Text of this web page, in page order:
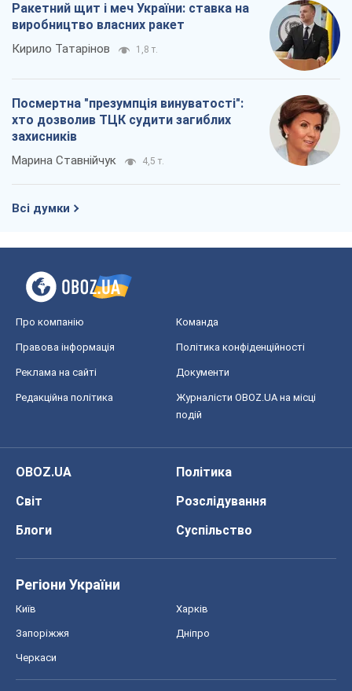
Ракетний щит і меч України: ставка на
виробництво власних ракет
Кирило Татарінов 1,8 т.
Посмертна "презумпція винуватості":
хто дозволив ТЦК судити загиблих
захисників
Марина Ставнійчук 4,5 т.
Всі думки
Про компанію Команда
Правова інформація Політика конфіденційності
Реклама на сайті Документи
Редакційна політика
Журналісти OBOZ.UA на місці
подій
OBOZ.UA
Політика
Світ
Розслідування
Блоги
Суспільство
Регіони України
Київ Харків
Запоріжжя Дніпро
Черкаси